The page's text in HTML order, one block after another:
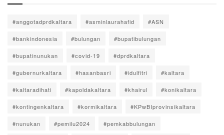
#anggotadprdkaltara #asminlaurahafid #ASN
#bankindonesia #bulungan #bupatibulungan
#bupatinunukan #covid-19 #dprdkaltara
#gubernurkaltara #hasanbasri #idulfitri #kaltara
#kaltaradihati #kapoldakaltara #khairul #konikaltara
#kontingenkaltara #kormikaltara #KPwBIprovinsikaltara
#nunukan #pemilu2024 #pemkabbulungan